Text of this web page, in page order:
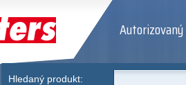
Hledaný produkt: